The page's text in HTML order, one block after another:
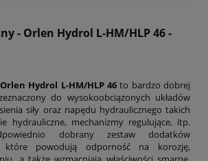
- Orlen Hydrol L-HM/HLP 46 -
Hydrol L-HM/HLP 46to bardzo dobrej
do wysokoobciążonych układów
siły oraz napędu hydraulicznego takich
hydrauliczne, mechanizmy regulujące, itp.
dobrany zestaw dodatków
które powodują odporność na korozję,